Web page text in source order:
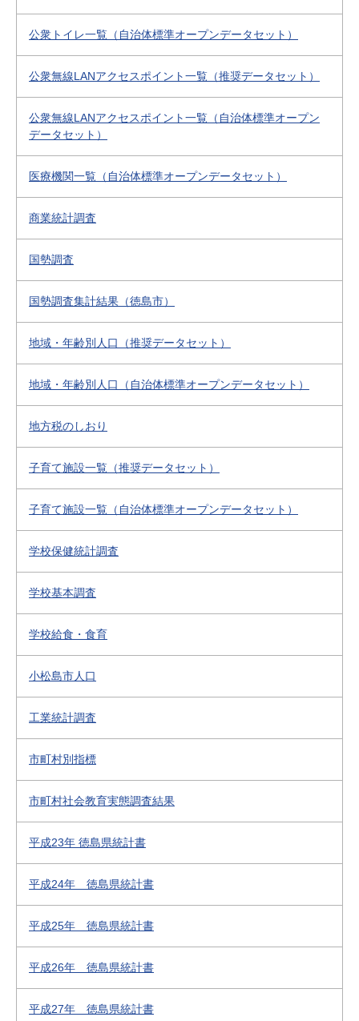
公衆トイレ一覧（自治体標準オープンデータセット）
公衆無線LANアクセスポイント一覧（推奨データセット）
公衆無線LANアクセスポイント一覧（自治体標準オープン
データセット）
医療機関一覧（自治体標準オープンデータセット）
商業統計調査
国勢調査
国勢調査集計結果（徳島市）
地域・年齢別人口（推奨データセット）
地域・年齢別人口（自治体標準オープンデータセット）
地方税のしおり
子育て施設一覧（推奨データセット）
子育て施設一覧（自治体標準オープンデータセット）
学校保健統計調査
学校基本調査
学校給食・食育
小松島市人口
工業統計調査
市町村別指標
市町村社会教育実態調査結果
平成23年 徳島県統計書
平成24年 徳島県統計書
平成25年 徳島県統計書
平成26年 徳島県統計書
平成27年 徳島県統計書